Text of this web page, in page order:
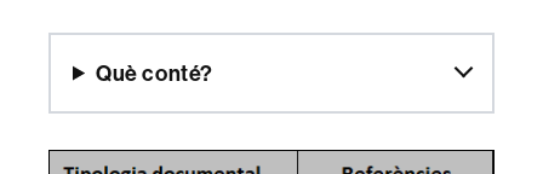
Què conté?